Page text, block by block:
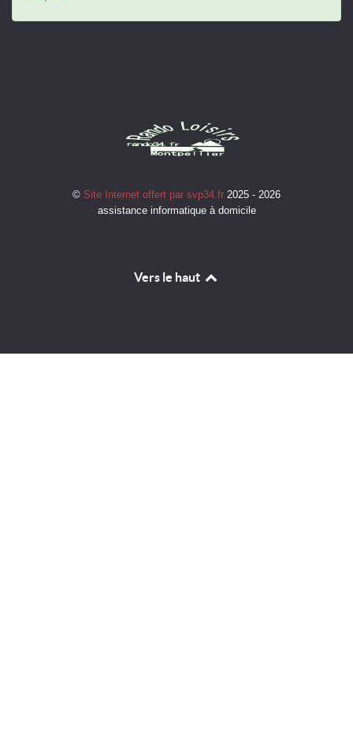
© Site Internet offert par svp34.fr 2025 - 2026
assistance informatique à domicile
Vers le haut